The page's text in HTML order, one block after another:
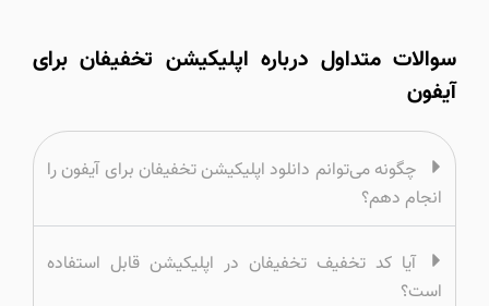
سوالات متداول درباره اپلیکیشن تخفیفان برای
آیفون
چگونه می‌توانم دانلود اپلیکیشن تخفیفان برای آیفون را
انجام دهم؟
آیا کد تخفیف تخفیفان در اپلیکیشن قابل استفاده
است؟